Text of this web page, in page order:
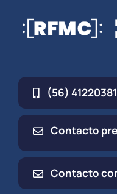
(56)
Contacto
Contacto